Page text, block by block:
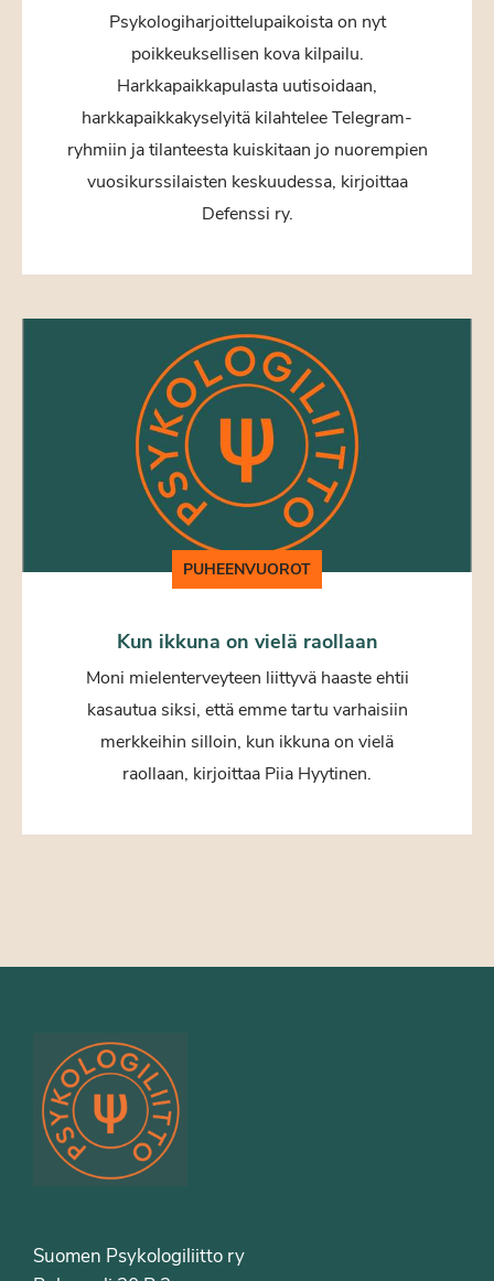
Psykologiharjoittelupaikoista on nyt
poikkeuksellisen kova kilpailu.
Harkkapaikkapulasta uutisoidaan,
harkkapaikkakyselyitä kilahtelee Telegram-
ryhmiin ja tilanteesta kuiskitaan jo nuorempien
vuosikurssilaisten keskuudessa, kirjoittaa
Defenssi ry.
PUHEENVUOROT
Kun ikkuna on vielä raollaan
Moni mielenterveyteen liittyvä haaste ehtii
kasautua siksi, että emme tartu varhaisiin
merkkeihin silloin, kun ikkuna on vielä
raollaan, kirjoittaa Piia Hyytinen.
Suomen Psykologiliitto ry